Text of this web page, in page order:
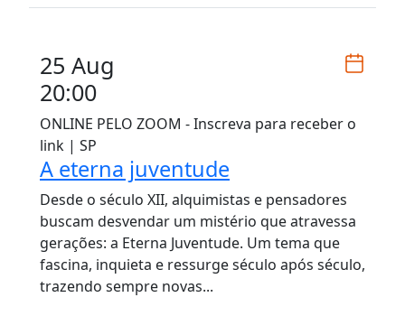
25 Aug
20:00
ONLINE PELO ZOOM - Inscreva para receber o
link | SP
A eterna juventude
Desde o século XII, alquimistas e pensadores
buscam desvendar um mistério que atravessa
gerações: a Eterna Juventude. Um tema que
fascina, inquieta e ressurge século após século,
trazendo sempre novas...